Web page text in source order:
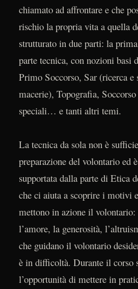
chiamato ad affrontare e che
rischio la propria vita a quella
strutturato in due parti: la
parte tecnica, con nozioni basi
Primo Soccorso, Sar (ricerca e
macerie), Topografia,
speciali… e tanti altri temi.
La tecnica da sola non è
preparazione del volontario ed
supportata dalla parte di Etica
che ci aiuta a scoprire i motivi
mettono in azione il
l’amore, la generosità,
che guidano il volontario
è in difficoltà. Durante il corso
l’opportunità di mettere in